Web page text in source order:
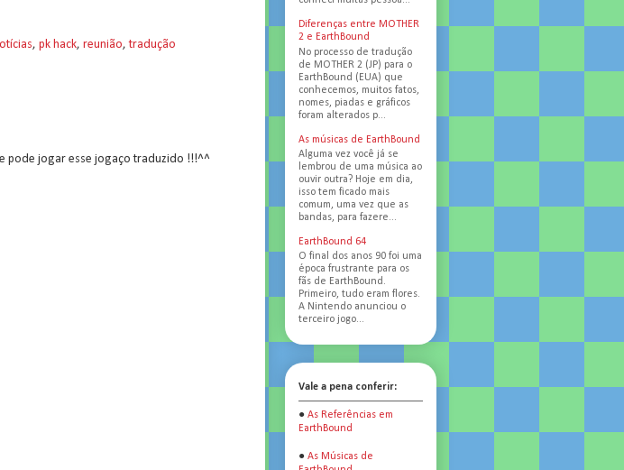
, pk hack, reunião,tradução
pode jogar esse jogaço traduzido !!!^^
Diferenças entre MOTHER
2 e EarthBound
No processo de tradução
de MOTHER 2 (JP) para o
EarthBound (EUA) que
conhecemos, muitos fatos,
nomes, piadas e gráficos
foram alterados p...
As músicas de EarthBound
Alguma vez você já se
lembrou de uma música ao
ouvir outra? Hoje em dia,
isso tem ficado mais
comum, uma vez que as
bandas, para fazere...
EarthBound 64
O final dos anos 90 foi uma
época frustrante para os
fãs de EarthBound.
Primeiro, tudo eram flores.
A Nintendo anunciou o
terceiro jogo...
Vale a pena conferir:
● As Referências em
EarthBound
● As Músicas de